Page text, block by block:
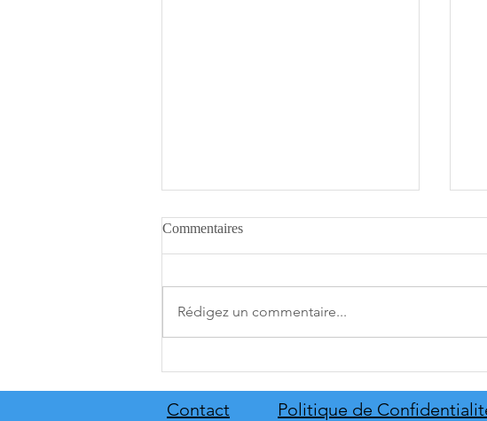
du direct de THQ Nordic
Commentaires
Rédigez un commentaire...
Contact Politique de